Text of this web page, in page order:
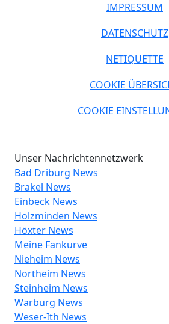
IMPRESSUM
DATENSCHUTZ
NETIQUETTE
COOKIE
COOKIE
Unser Nachrichtennetzwerk
Bad Driburg News
Brakel News
Einbeck News
Holzminden News
Höxter News
Meine Fankurve
Nieheim News
Northeim News
Steinheim News
Warburg News
Weser-Ith News